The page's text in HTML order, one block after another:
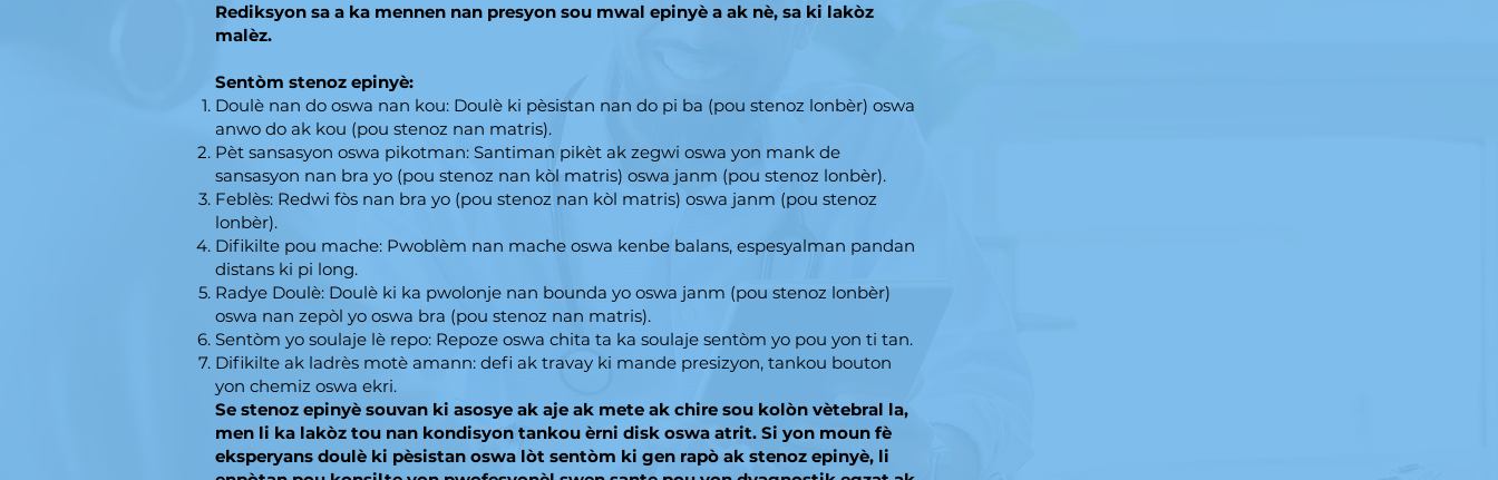
Rediksyon sa a ka mennen nan presyon sou mwal epinyè a ak nè, sa ki lakòz
malèz.
Sentòm stenoz epinyè:
Doulè nan do oswa nan kou: Doulè ki pèsistan nan do pi ba (pou stenoz lonbèr) oswa
anwo do ak kou (pou stenoz nan matris).
Pèt sansasyon oswa pikotman: Santiman pikèt ak zegwi oswa yon mank de
sansasyon nan bra yo (pou stenoz nan kòl matris) oswa janm (pou stenoz lonbèr).
Feblès: Redwi fòs nan bra yo (pou stenoz nan kòl matris) oswa janm (pou stenoz
lonbèr).
Difikilte pou mache: Pwoblèm nan mache oswa kenbe balans, espesyalman pandan
distans ki pi long.
Radye Doulè: Doulè ki ka pwolonje nan bounda yo oswa janm (pou stenoz lonbèr)
oswa nan zepòl yo oswa bra (pou stenoz nan matris).
Sentòm yo soulaje lè repo: Repoze oswa chita ta ka soulaje sentòm yo pou yon ti tan.
Difikilte ak ladrès motè amann: defi ak travay ki mande presizyon, tankou bouton
yon chemiz oswa ekri.
Se stenoz epinyè souvan ki asosye ak aje ak mete ak chire sou kolòn vètebral la,
men li ka lakòz tou nan kondisyon tankou èrni disk oswa atrit. Si yon moun fè
eksperyans doulè ki pèsistan oswa lòt sentòm ki gen rapò ak stenoz epinyè, li